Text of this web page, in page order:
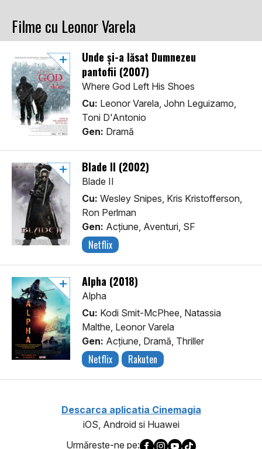
Filme cu Leonor Varela
Unde și-a lăsat Dumnezeu
pantofii (2007)
Where God Left His Shoes
Cu: Leonor Varela, John Leguizamo,
Toni D'Antonio
Gen: Dramă
Blade II (2002)
Blade II
Cu: Wesley Snipes, Kris Kristofferson,
Ron Perlman
Gen: Acţiune, Aventuri, SF
Netflix
Alpha (2018)
Alpha
Cu: Kodi Smit-McPhee, Natassia
Malthe, Leonor Varela
Gen: Acţiune, Dramă, Thriller
Netflix Rakuten
Descarca aplicatia Cinemagia
iOS, Android si Huawei
Urmăreşte-ne pe: